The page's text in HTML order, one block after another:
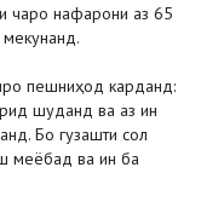
чаро нафарони аз 65
пешниҳод карданд:
шуданд ва аз ин
Бо гузашти сол
меёбад ва ин ба